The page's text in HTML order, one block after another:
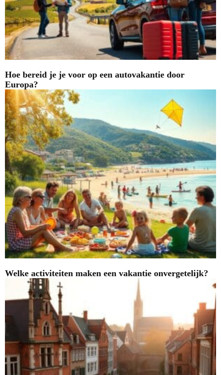
Hoe bereid je je voor op een autovakantie door
Europa?
Welke activiteiten maken een vakantie onvergetelijk?